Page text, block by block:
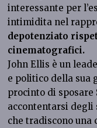
interessante per
intimidita nel
depotenziato
cinematografici.
John Ellis è un
e politico della sua
procinto di sposare
accontentarsi degli
che tradiscono